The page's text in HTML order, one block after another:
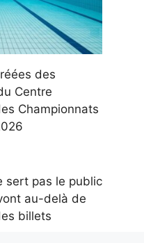
des
Centre
Championnats